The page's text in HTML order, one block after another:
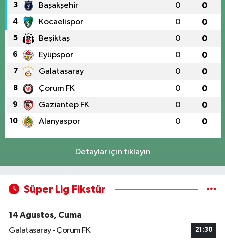
3 Başakşehir 0 0
4 Kocaelispor 0 0
5 Beşiktaş 0 0
6 Eyüpspor 0 0
7 Galatasaray 0 0
8 Çorum FK 0 0
9 Gaziantep FK 0 0
10 Alanyaspor 0 0
Detaylar için tıklayın
Süper Lig Fikstür
14 Ağustos, Cuma
Galatasaray - Çorum FK
21:30